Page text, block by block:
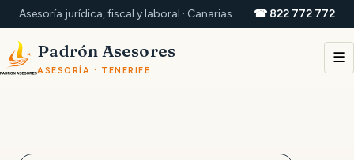
Asesoría jurídica, fiscal y laboral · Canarias ☎ 822 772 772
Padrón Asesores
ASESORÍA · TENERIFE
☰